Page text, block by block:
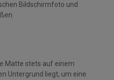
Bildschirmfoto und
Matte stets auf einem
Untergrund liegt, um eine